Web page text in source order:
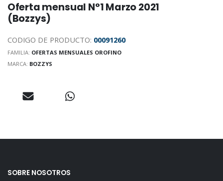
Oferta mensual N°1 Marzo 2021
(Bozzys)
CODIGO DE PRODUCTO: 00091260
FAMILIA: OFERTAS MENSUALES OROFINO
MARCA: BOZZYS
SOBRE NOSOTROS